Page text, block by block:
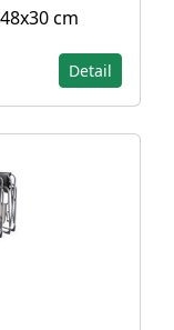
cm
Detail